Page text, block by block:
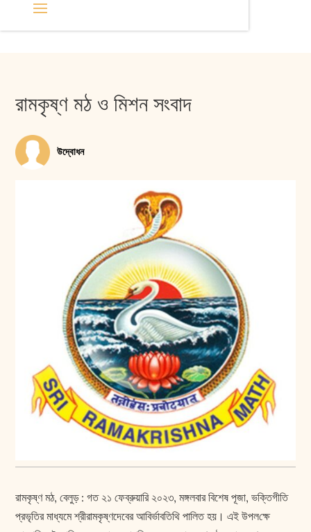
রামকৃষ্ণ মঠ ও মিশন সংবাদ
উদ্বোধন
রামকৃষ্ণ মঠ, বেলুড় : গত ২১ ফেব্রুয়ারি ২০২৩, মঙ্গলবার বিশেষ পূজা, ভক্তিগীতি
প্রভৃতির মাধ্যমে শ্রীরামকৃষ্ণদেবের আবির্ভাবতিথি পালিত হয়। এই উপল‌ক্ষে